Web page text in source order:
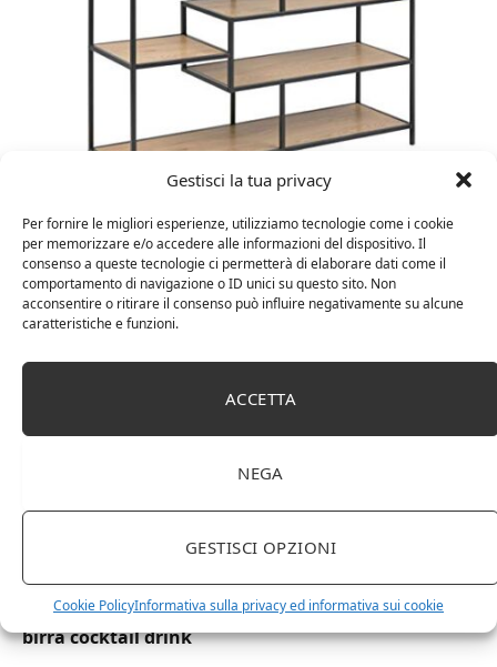
Gestisci la tua privacy
Per fornire le migliori esperienze, utilizziamo tecnologie come i cookie
per memorizzare e/o accedere alle informazioni del dispositivo. Il
consenso a queste tecnologie ci permetterà di elaborare dati come il
comportamento di navigazione o ID unici su questo sito. Non
acconsentire o ritirare il consenso può influire negativamente su alcune
caratteristiche e funzioni.
ACCETTA
NEGA
GESTISCI OPZIONI
Cookie PolicyInformativa sulla privacy ed informativa sui cookie
(Lu x La x A), effetto quercia(In precedenza
marchio Movian)
trasparenti monouso 350 ML tacca 0,3 alta qualità
usa e getta bicchiere riciclabili per acqua bevande
birra cocktail drink